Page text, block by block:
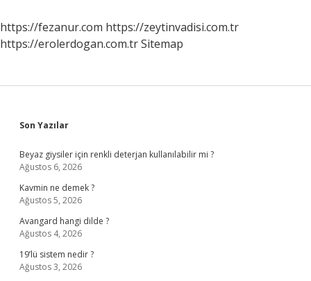
https://fezanur.com https://zeytinvadisi.com.tr
https://erolerdogan.com.trSitemap
Sidebar
Son Yazılar
Beyaz giysiler için renkli deterjan kullanılabilir mi ?
Ağustos 6, 2026
Kavmin ne demek ?
Ağustos 5, 2026
Avangard hangi dilde ?
Ağustos 4, 2026
19’lü sistem nedir ?
Ağustos 3, 2026